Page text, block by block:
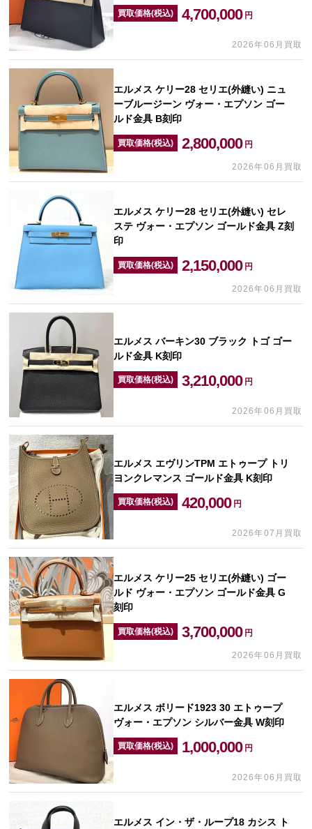
買取価格(税込) 4,700,000 円
2026年06月買取
エルメス ケリー28 セリエ(外縫い) ニュ
ーブルージーン ヴォー・エプソン ゴー
ルド金具 B刻印
買取価格(税込) 2,800,000 円
2026年06月買取
エルメス ケリー28 セリエ(外縫い) セレ
ステ ヴォー・エプソン ゴールド金具 Z刻
印
買取価格(税込) 2,150,000 円
2026年06月買取
エルメス バーキン30 ブラック トゴ ゴー
ルド金具 K刻印
買取価格(税込) 3,210,000 円
2026年06月買取
エルメス エヴリンTPM エトゥープ トリ
ヨンクレマンス ゴールド金具 K刻印
買取価格(税込) 420,000 円
2026年07月買取
エルメス ケリー25 セリエ(外縫い) ゴー
ルド ヴォー・エプソン ゴールド金具 G
刻印
買取価格(税込) 3,700,000 円
2026年06月買取
エルメス ボリード1923 30 エトゥープ
ヴォー・エプソン シルバー金具 W刻印
買取価格(税込) 1,000,000 円
2026年06月買取
エルメス イン・ザ・ループ18 カシス ト